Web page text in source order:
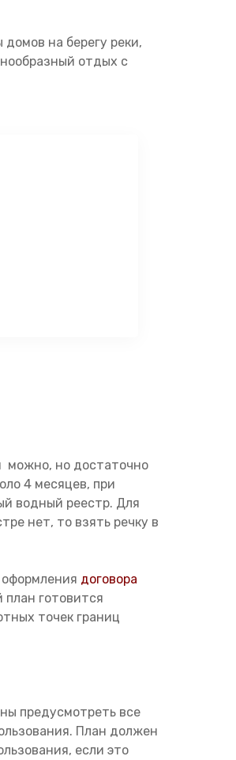
на берегу реки,
отдых с
можно, но достаточно
4 месяцев, при
водный реестр. Для
нет, то взять речку в
договора
готовится
точек границ
предусмотреть все
План должен
если это